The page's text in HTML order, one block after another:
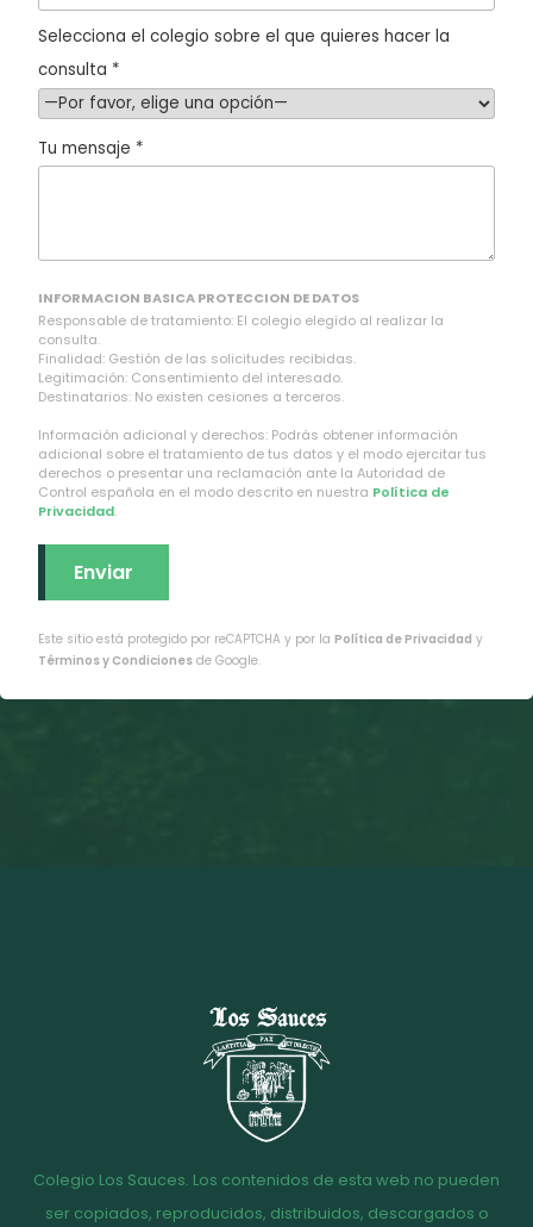
Selecciona el colegio sobre el que quieres hacer la
consulta *
Tu mensaje *
INFORMACION BASICA PROTECCION DE DATOS
Responsable de tratamiento: El colegio elegido al realizar la
consulta.
Finalidad: Gestión de las solicitudes recibidas.
Legitimación: Consentimiento del interesado.
Destinatarios: No existen cesiones a terceros.
Información adicional y derechos: Podrás obtener información
adicional sobre el tratamiento de tus datos y el modo ejercitar tus
derechos o presentar una reclamación ante la Autoridad de
Control española en el modo descrito en nuestra Política de
Privacidad.
Este sitio está protegido por reCAPTCHA y por la Política de Privacidad y
Términos y Condiciones de Google.
Colegio Los Sauces. Los contenidos de esta web no pueden
ser copiados, reproducidos, distribuidos, descargados o